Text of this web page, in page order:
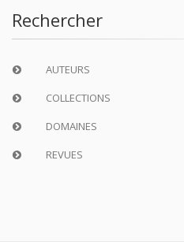
Rechercher
AUTEURS
COLLECTIONS
DOMAINES
REVUES